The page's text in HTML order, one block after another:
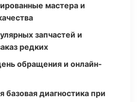
мастера и
запчастей и
редких
обращения и онлайн-
базовая диагностика при